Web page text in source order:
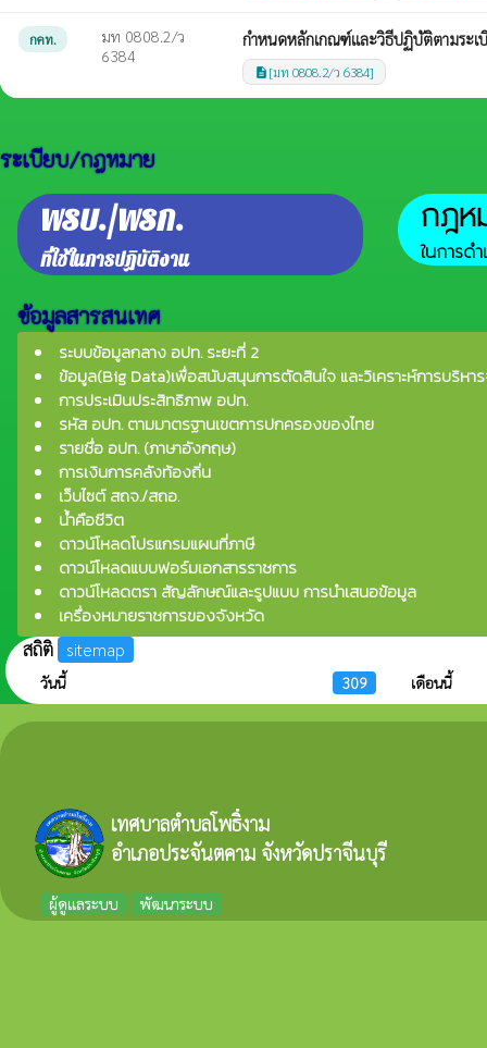
กคท.
มท 0808.2/ว
6384
กำหนดหลักเกณฑ์และวิธีปฏิบัติตามระเ
description [มท 0808.2/ว 6384]
ระเบียบ/กฎหมาย
พรบ./พรก.
ที่ใช้ในการปฏิบัติงาน
กฎห
ในการด
ข้อมูลสารสนเทศ
ระบบข้อมูลกลาง อปท. ระยะที่ 2
ข้อมูล(Big Data)เพื่อสนับสนุนการตัดสินใจ และวิเคราะห์การบริห
การประเมินประสิทธิภาพ อปท.
รหัส อปท. ตามมาตรฐานเขตการปกครองของไทย
รายชื่อ อปท. (ภาษาอังกฤษ)
การเงินการคลังท้องถิ่น
เว็บไซต์ สถจ./สถอ.
น้ำคือชีวิต
ดาวน์โหลดโปรแกรมแผนที่ภาษี
ดาวน์โหลดแบบฟอร์มเอกสารราชการ
ดาวน์โหลดตรา สัญลักษณ์และรูปแบบ การนำเสนอข้อมูล
เครื่องหมายราชการของจังหวัด
สถิติ sitemap
วันนี้ 309 เดือนนี้
เทศบาลตำบลโพธิ์งาม
อำเภอประจันตคาม จังหวัดปราจีนบุรี
ผู้ดูแลระบบ พัฒนาระบบ